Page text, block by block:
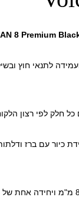
8 Premium
מסוג 304# בצבע שחור,
צד + יחידת כיור עם